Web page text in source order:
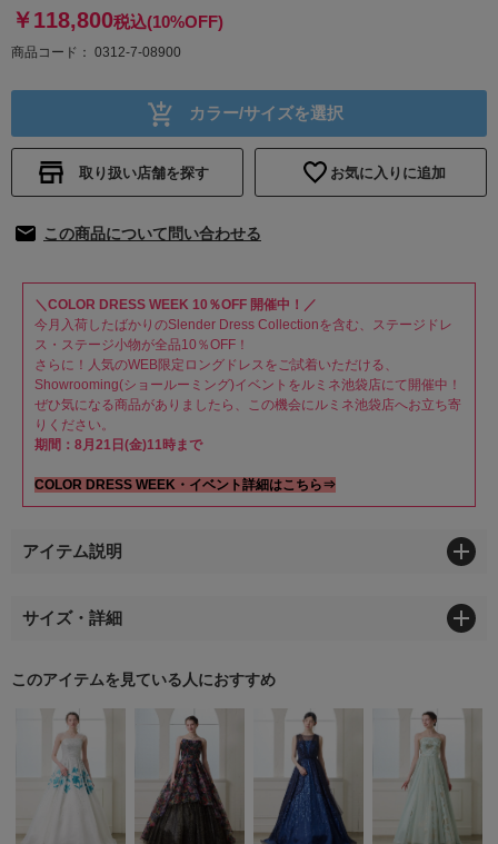
￥118,800税込(10%OFF)
商品コード 0312-7-08900
カラー/サイズを選択
取り扱い店舗を探す お気に入りに追加
この商品について問い合わせる
＼COLOR DRESS WEEK 10％OFF 開催中！／
今月入荷したばかりのSlender Dress Collectionを含む、ステージドレ
ス・ステージ小物が全品10％OFF！
さらに！人気のWEB限定ロングドレスをご試着いただける、
Showrooming(ショールーミング)イベントをルミネ池袋店にて開催中！
ぜひ気になる商品がありましたら、この機会にルミネ池袋店へお立ち寄
りください。
期間：8月21日(金)11時まで
COLOR DRESS WEEK・イベント詳細はこちら⇒
アイテム説明
サイズ・詳細
このアイテムを見ている人におすすめ